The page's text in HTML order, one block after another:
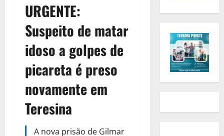
URGENTE:
Suspeito de matar
idoso a golpes de
picareta é preso
novamente em
Teresina
A nova prisão de Gilmar